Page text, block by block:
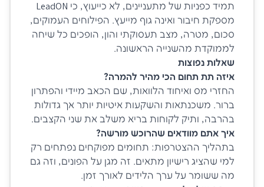
תמיד כפניות של מתעניינים, לא כייעוץ, כי LeadON
מספקת חיבור ואינה גוף מייעץ. הפילוחים העמוקים,
סכום, מטרה, מצב תעסוקתי והון, הופכים כל שיחה
לממוקדת מהשנייה הראשונה.
שאלות נפוצות
איזה תת תחום הכי מהיר להמרה?
החזרי מס ואיחוד הלוואות, שם הכאב מיידי והפתרון
ברור. משכנתאות והשקעות איטיות יותר אך גדולות
בהרבה, ותיק לקוחות בריא משלב את שני הקצבים.
איך אתם מוודאים שהרוכש מורשה?
בתהליך ההצטרפות: תחומים מפוקחים נפתחים רק
למי שהציג רישיון מתאים. זה מגן על הפונים, וזה גם
מה ששומר על ערך הלידים לאורך זמן.